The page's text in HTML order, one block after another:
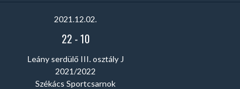
2021.12.02.
22 -10
Leány serdülő III. osztály J
2021/2022
Székács Sportcsarnok